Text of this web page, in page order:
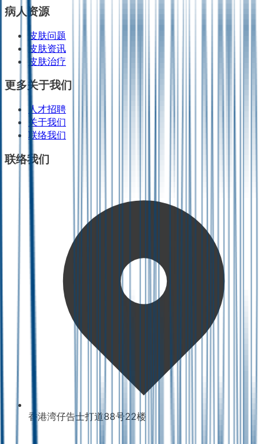
病人资源
皮肤问题
皮肤资讯
皮肤治疗
更多关于我们
人才招聘
关于我们
联络我们
联络我们
香港湾仔告士打道88号22楼